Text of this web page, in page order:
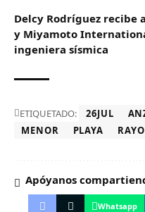
Delcy Rodríguez recibe
y Miyamoto
ingeniera sísmica
ETIQUETADO: 26JUL
MENOR
PLAYA RAYO
Apóyanos
Whatsapp